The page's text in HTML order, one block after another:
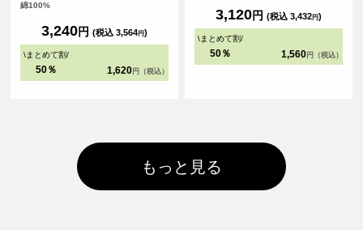
綿100%
3,240円 (税込 3,564円)
\まとめて割/
50％ 1,620 円（税込）
3,120円 (税込 3,432円)
\まとめて割/
50％ 1,560 円（税込）
もっと見る